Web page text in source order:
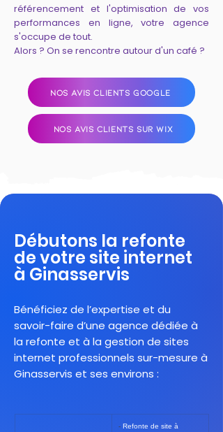
référencement et l'optimisation de vos
performances en ligne, votre agence
s'occupe de tout.
Alors ? On se rencontre autour d'un café ?
NOS AVIS CLIENTS GOOGLE
NOS AVIS CLIENTS SUR WIX
Débutons la refonte
de votre site internet
à Ginasservis
Bénéficiez de l’expertise et du
savoir-faire d’une agence dédiée à
la refonte et à la gestion de sites
internet professionnels sur-mesure à
Ginasservis et ses environs :
- Refonte de site à